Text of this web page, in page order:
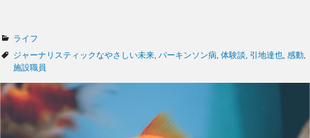
カ
テ
ゴ
ー
ライフ
タ
グ
ジャーナリスティックなやさしい未来 パーキンソン病 体験談 引地達也 感動
施設職員